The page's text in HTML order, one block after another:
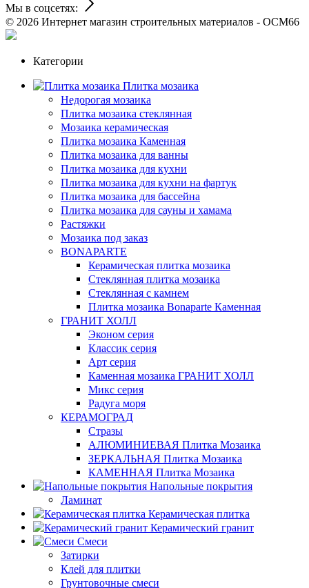
Мы в соцсетях:
© 2026 Интернет магазин строительных материалов - ОСМ66
Категории
Плитка мозаика
Недорогая мозаика
Плитка мозаика стеклянная
Мозаика керамическая
Плитка мозаика Каменная
Плитка мозаика для ванны
Плитка мозаика для кухни
Плитка мозаика для кухни на фартук
Плитка мозаика для бассейна
Плитка мозаика для сауны и хамама
Растяжки
Мозаика под заказ
BONAPARTE
Керамическая плитка мозаика
Стеклянная плитка мозаика
Стеклянная c камнем
Плитка мозаика Bonaparte Каменная
ГРАНИТ ХОЛЛ
Эконом серия
Классик серия
Арт серия
Каменная мозаика ГРАНИТ ХОЛЛ
Микс серия
Радуга моря
КЕРАМОГРАД
Стразы
АЛЮМИНИЕВАЯ Плитка Мозаика
ЗЕРКАЛЬНАЯ Плитка Мозаика
КАМЕННАЯ Плитка Мозаика
Напольные покрытия
Ламинат
Керамическая плитка
Керамический гранит
Смеси
Затирки
Клей для плитки
Грунтовочные смеси